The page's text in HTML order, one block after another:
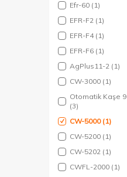
Efr-60 (1)
EFR-F2 (1)
EFR-F4 (1)
EFR-F6 (1)
AgPlus11-2 (1)
CW-3000 (1)
Otomatik Kaşe
(3)
CW-5000 (1)
CW-5200 (1)
CW-5202 (1)
CWFL-2000 (1)